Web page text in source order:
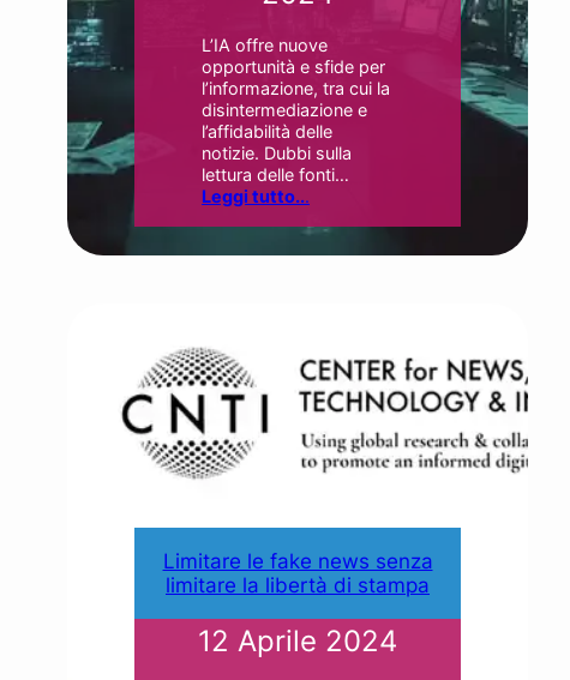
L’IA offre nuove
opportunità e sfide per
l’informazione, tra cui la
disintermediazione e
l’affidabilità delle
notizie. Dubbi sulla
lettura delle fonti…
Leggi tutto...
Limitare le fake news senza
limitare la libertà di stampa
12 Aprile 2024